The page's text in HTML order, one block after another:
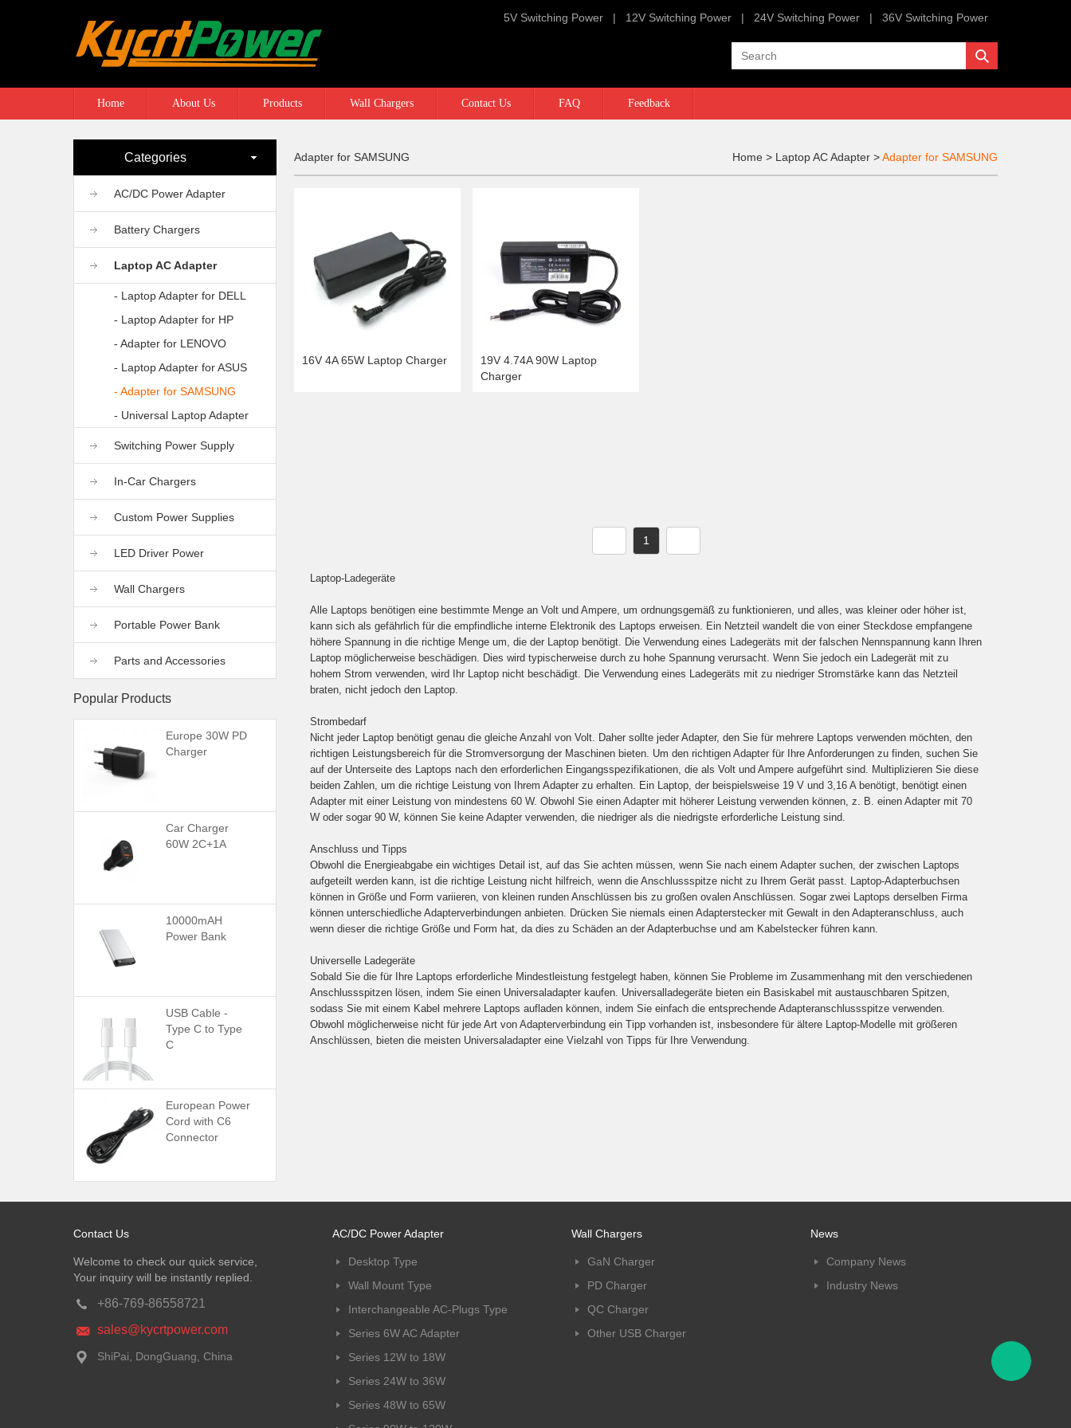
36V Switching Power
|
24V Switching Power
|
12V Switching Power
|
5V Switching Power
Home About Us Products Wall Chargers Contact Us FAQ Feedback
Categories
AC/DC Power Adapter
Battery Chargers
Laptop AC Adapter
- Laptop Adapter for DELL
- Laptop Adapter for HP
- Adapter for LENOVO
- Laptop Adapter for ASUS
- Adapter for SAMSUNG
- Universal Laptop Adapter
Switching Power Supply
In-Car Chargers
Custom Power Supplies
LED Driver Power
Wall Chargers
Portable Power Bank
Parts and Accessories
Popular Products
Europe 30W PD
Charger
Car Charger
60W 2C+1A
10000mAH
Power Bank
USB Cable -
Type C to Type
C
European Power
Cord with C6
Connector
Adapter for SAMSUNG Home > Laptop AC Adapter >Adapter for SAMSUNG
16V 4A 65W Laptop Charger
19V 4.74A 90W Laptop
Charger
1
Laptop-Ladegeräte
Alle Laptops benötigen eine bestimmte Menge an Volt und Ampere, um ordnungsgemäß zu funktionieren, und alles, was kleiner oder höher ist,
kann sich als gefährlich für die empfindliche interne Elektronik des Laptops erweisen. Ein Netzteil wandelt die von einer Steckdose empfangene
höhere Spannung in die richtige Menge um, die der Laptop benötigt. Die Verwendung eines Ladegeräts mit der falschen Nennspannung kann Ihren
Laptop möglicherweise beschädigen. Dies wird typischerweise durch zu hohe Spannung verursacht. Wenn Sie jedoch ein Ladegerät mit zu
hohem Strom verwenden, wird Ihr Laptop nicht beschädigt. Die Verwendung eines Ladegeräts mit zu niedriger Stromstärke kann das Netzteil
braten, nicht jedoch den Laptop.
Strombedarf
Nicht jeder Laptop benötigt genau die gleiche Anzahl von Volt. Daher sollte jeder Adapter, den Sie für mehrere Laptops verwenden möchten, den
richtigen Leistungsbereich für die Stromversorgung der Maschinen bieten. Um den richtigen Adapter für Ihre Anforderungen zu finden, suchen Sie
auf der Unterseite des Laptops nach den erforderlichen Eingangsspezifikationen, die als Volt und Ampere aufgeführt sind. Multiplizieren Sie diese
beiden Zahlen, um die richtige Leistung von Ihrem Adapter zu erhalten. Ein Laptop, der beispielsweise 19 V und 3,16 A benötigt, benötigt einen
Adapter mit einer Leistung von mindestens 60 W. Obwohl Sie einen Adapter mit höherer Leistung verwenden können, z. B. einen Adapter mit 70
W oder sogar 90 W, können Sie keine Adapter verwenden, die niedriger als die niedrigste erforderliche Leistung sind.
Anschluss und Tipps
Obwohl die Energieabgabe ein wichtiges Detail ist, auf das Sie achten müssen, wenn Sie nach einem Adapter suchen, der zwischen Laptops
aufgeteilt werden kann, ist die richtige Leistung nicht hilfreich, wenn die Anschlussspitze nicht zu Ihrem Gerät passt. Laptop-Adapterbuchsen
können in Größe und Form variieren, von kleinen runden Anschlüssen bis zu großen ovalen Anschlüssen. Sogar zwei Laptops derselben Firma
können unterschiedliche Adapterverbindungen anbieten. Drücken Sie niemals einen Adapterstecker mit Gewalt in den Adapteranschluss, auch
wenn dieser die richtige Größe und Form hat, da dies zu Schäden an der Adapterbuchse und am Kabelstecker führen kann.
Universelle Ladegeräte
Sobald Sie die für Ihre Laptops erforderliche Mindestleistung festgelegt haben, können Sie Probleme im Zusammenhang mit den verschiedenen
Anschlussspitzen lösen, indem Sie einen Universaladapter kaufen. Universalladegeräte bieten ein Basiskabel mit austauschbaren Spitzen,
sodass Sie mit einem Kabel mehrere Laptops aufladen können, indem Sie einfach die entsprechende Adapteranschlussspitze verwenden.
Obwohl möglicherweise nicht für jede Art von Adapterverbindung ein Tipp vorhanden ist, insbesondere für ältere Laptop-Modelle mit größeren
Anschlüssen, bieten die meisten Universaladapter eine Vielzahl von Tipps für Ihre Verwendung.
Contact Us
Welcome to check our quick service,
Your inquiry will be instantly replied.
+86-769-86558721
sales@kycrtpower.com
ShiPai, DongGuang, China
AC/DC Power Adapter
Desktop Type
Wall Mount Type
Interchangeable AC-Plugs Type
Series 6W AC Adapter
Series 12W to 18W
Series 24W to 36W
Series 48W to 65W
Wall Chargers
GaN Charger
PD Charger
QC Charger
Other USB Charger
News
Company News
Industry News